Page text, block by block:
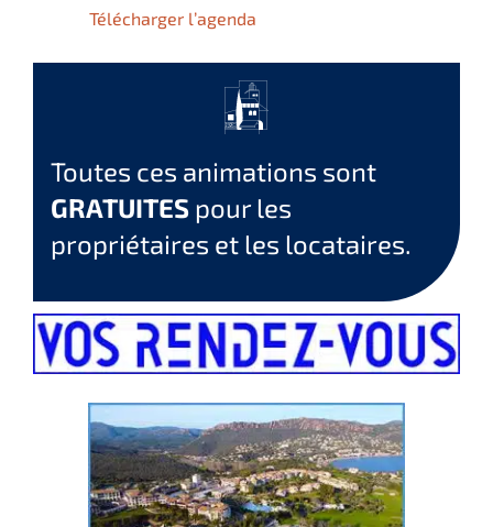
Télécharger l’agenda
Toutes ces animations sont
GRATUITESpour les
propriétaires et les locataires.